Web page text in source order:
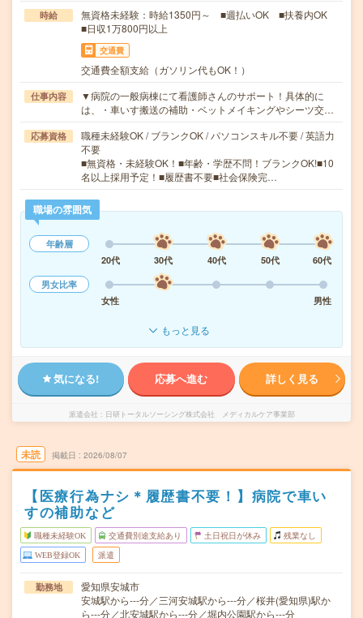
時給
無資格未経験：時給1350円～ ■週払いOK ■扶養内OK
■日収1万800円以上
交通費
交通費全額支給（ガソリン代もOK！）
仕事内容
▼病院の一般病棟にて看護師さんのサポート！具体的に
は、・車いす搬送の補助・ベットメイキングやシーツ交…
応募資格
職種未経験OK / ブランクOK / パソコンスキル不要 / 英語力
不要
■無資格・未経験OK！■年齢・学歴不問！ブランクOK!■10
名以上採用予定！■履歴書不要■社会保険完…
職場の雰囲気
年齢層
20代
30代 40代 50代
60代
男女比率
女性
男性
もっと見る
気になる! 応募へ進む 詳しく見る
派遣会社 日研トータルソーシング株式会社 メディカルケア事業部
未読 掲載日 2026/08/07
【医療行為ナシ＊履歴書不要！】病院で車い
すの補助など
職種未経験OK 交通費別途支給あり 土日祝日が休み 残業なし
WEB登録OK 派遣
勤務地
愛知県安城市
安城駅から---分／三河安城駅から---分／桜井(愛知県)駅か
ら---分／北安城駅から---分／堀内公園駅から---分